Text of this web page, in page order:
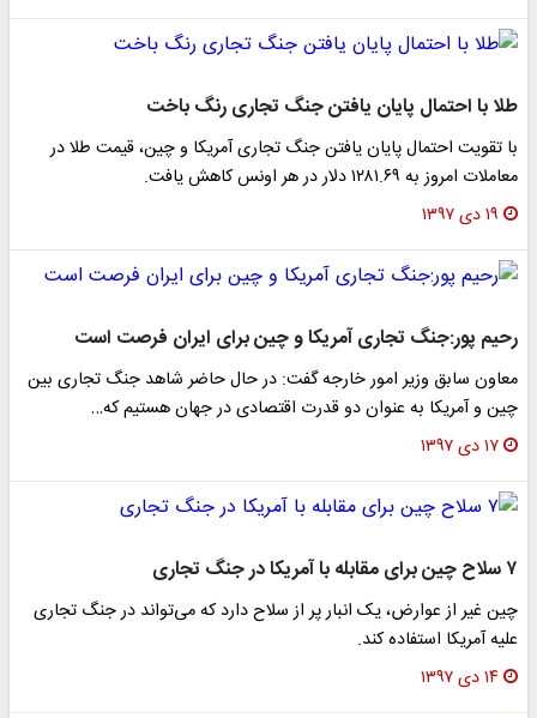
طلا با احتمال پایان یافتن جنگ تجاری رنگ باخت
با تقویت احتمال پایان یافتن جنگ تجاری آمریکا و چین، قیمت طلا در
معاملات امروز به ۱۲۸۱.۶۹ دلار در هر اونس کاهش یافت.
۱۹ دی ۱۳۹۷
رحیم پور:جنگ تجاری آمریکا و چین برای ایران فرصت است
معاون سابق وزیر امور خارجه گفت: در حال حاضر شاهد جنگ تجاری بین
چین و آمریکا به عنوان دو قدرت اقتصادی در جهان هستیم که…
۱۷ دی ۱۳۹۷
۷ سلاح چین برای مقابله با آمریکا در جنگ تجاری
چین غیر از عوارض، یک انبار پر از سلاح دارد که می‌تواند در جنگ تجاری
علیه آمریکا استفاده کند.
۱۴ دی ۱۳۹۷